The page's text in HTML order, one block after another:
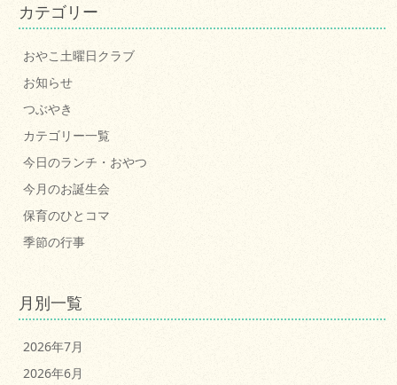
カテゴリー
おやこ土曜日クラブ
お知らせ
つぶやき
カテゴリー一覧
今日のランチ・おやつ
今月のお誕生会
保育のひとコマ
季節の行事
月別一覧
2026年7月
2026年6月